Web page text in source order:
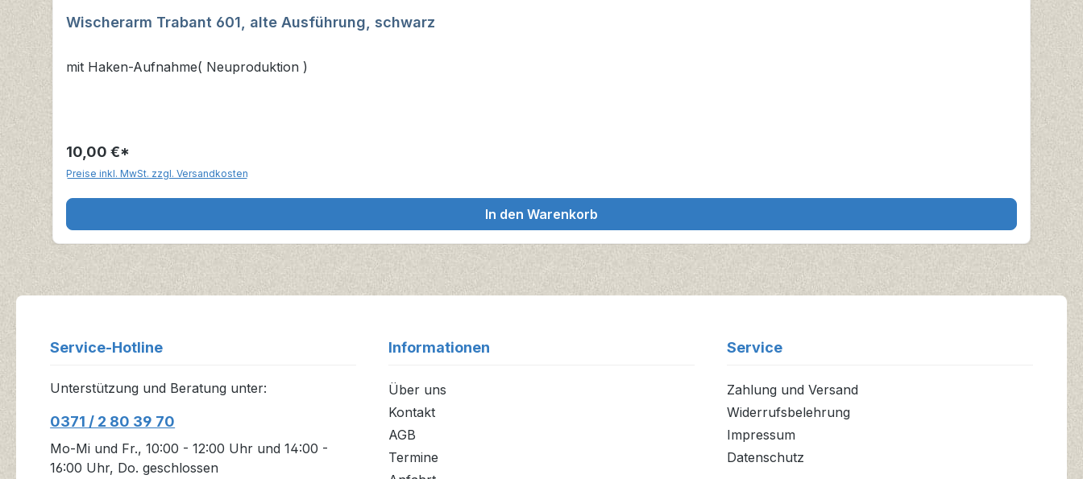
Wischerarm Trabant 601, alte Ausführung, schwarz
mit Haken-Aufnahme( Neuproduktion )
10,00 €*
Preise inkl. MwSt. zzgl. Versandkosten
In den Warenkorb
Service-Hotline
Unterstützung und Beratung unter:
0371 / 2 80 39 70
Mo-Mi und Fr., 10:00 - 12:00 Uhr und 14:00 -
16:00 Uhr, Do. geschlossen
Informationen
Über uns
Kontakt
AGB
Termine
Service
Zahlung und Versand
Widerrufsbelehrung
Impressum
Datenschutz